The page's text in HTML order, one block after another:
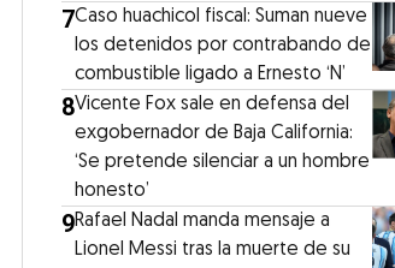
7Caso huachicol fiscal: Suman nueve
los detenidos por contrabando de
combustible ligado a Ernesto ‘N’
8Vicente Fox sale en defensa del
exgobernador de Baja California:
‘Se pretende silenciar a un hombre
honesto’
9Rafael Nadal manda mensaje a
Lionel Messi tras la muerte de su